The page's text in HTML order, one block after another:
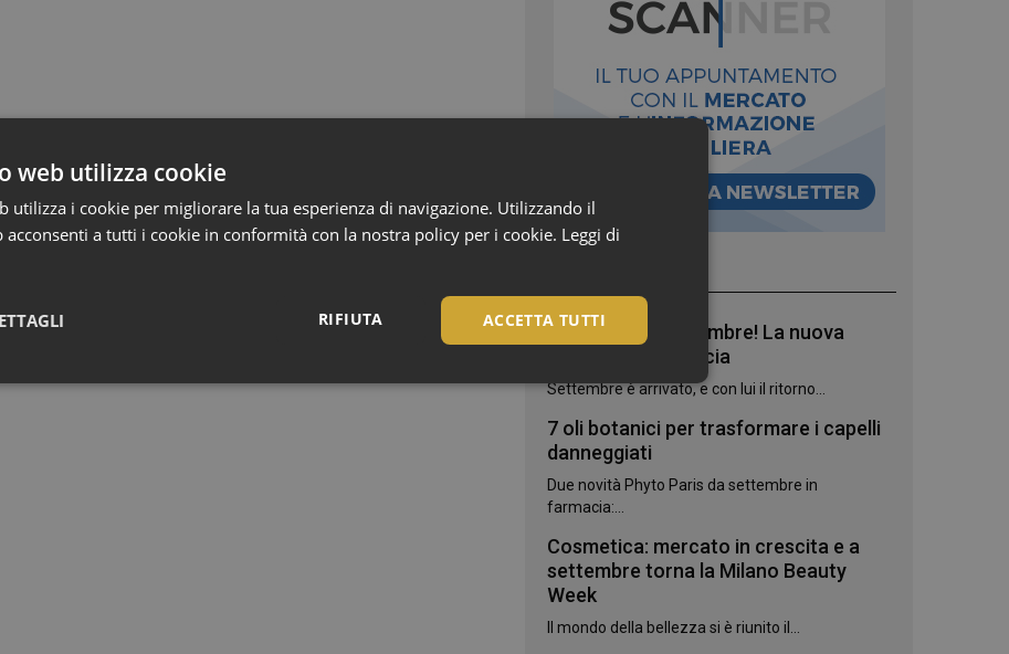
Bentornato, settembre! La nuova
stagione in farmacia
Settembre è arrivato, e con lui il ritorno...
7 oli botanici per trasformare i capelli
danneggiati
Due novità Phyto Paris da settembre in
farmacia:...
Cosmetica: mercato in crescita e a
settembre torna la Milano Beauty
Week
Il mondo della bellezza si è riunito il...
web utilizza cookie
utilizza i cookie per migliorare la tua esperienza di navigazione. Utilizzando il
acconsenti a tutti i cookie in conformità con la nostra policy per i cookie. Leggi di
ACCETTA TUTTI
RIFIUTA
Necessari
contribuiscono a rendere fruibile il sito web abilitandone funzionalità di base quali la navigazione sulle pagine